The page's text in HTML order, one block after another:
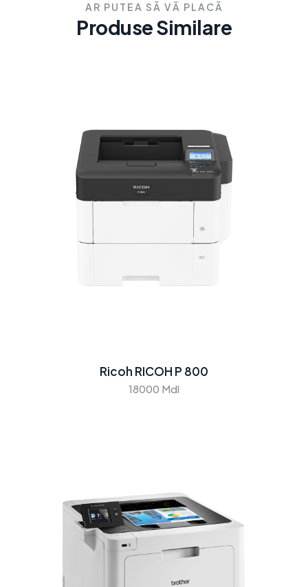
AR PUTEA SĂ VĂ PLACĂ
Produse Similare
Ricoh RICOH P 800
18000 Mdl